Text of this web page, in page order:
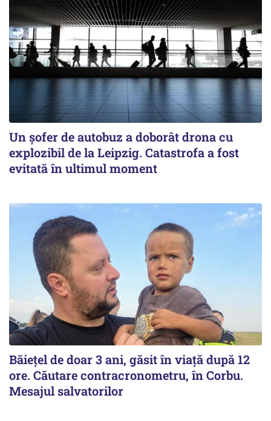
Un șofer de autobuz a doborât drona cu
explozibil de la Leipzig. Catastrofa a fost
evitată în ultimul moment
Băiețel de doar 3 ani, găsit în viață după 12
ore. Căutare contracronometru, în Corbu.
Mesajul salvatorilor